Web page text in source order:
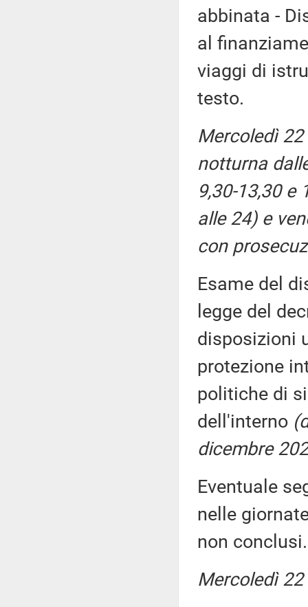
abbinata -
al
viaggi di
testo.
Mercoledì
notturna
9,30-13,30 e
alle 24) e
con
Esame del
legge del
disposizioni
protezione
politiche di
dell'interno
dicembre
Eventuale
nelle
non conclusi.
Mercoledì